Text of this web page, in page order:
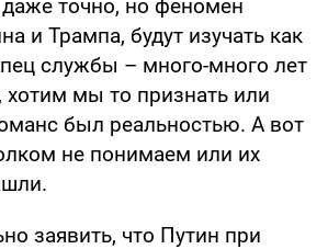
точно, но феномен
и Трампа, будут изучать как
службы – много-много лет
хотим мы то признать или
был реальностью. А вот
не понимаем или их
заявить, что Путин при